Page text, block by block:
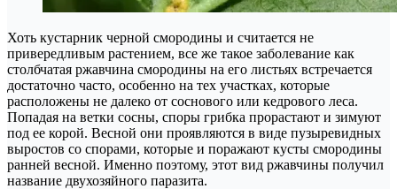
Хоть кустарник черной смородины и считается не
привередливым растением, все же такое заболевание как
столбчатая ржавчина смородины на его листьях встречается
достаточно часто, особенно на тех участках, которые
расположены не далеко от соснового или кедрового леса.
Попадая на ветки сосны, споры грибка прорастают и зимуют
под ее корой. Весной они проявляются в виде пузыревидных
выростов со спорами, которые и поражают кусты смородины
ранней весной. Именно поэтому, этот вид ржавчины получил
название двухозяйного паразита.